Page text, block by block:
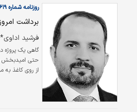
جدیدی را به ثبت برساند، اما افت تدریجی ارزش
نخستین نشانه‌های کاهش شتاب رالی را نمایان
تهران نیز نشان می‌دهد که پایداری روندهای
وابسته باشد، به…
روزنامه شماره ۶۶۱۹
برداشت
فرشید اداوی*
گاهی یک پروژه
حتی امیدبخش
از روی کاغذ به